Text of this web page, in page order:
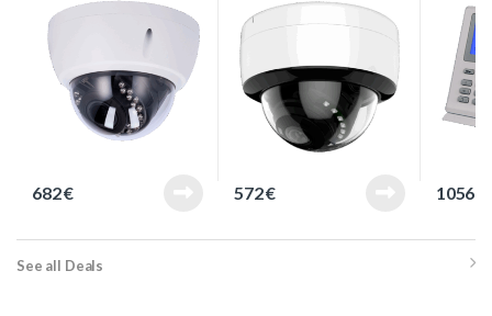
682€ 572€ 1056
See all Deals